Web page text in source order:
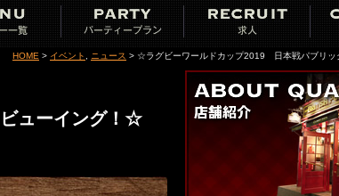
HOME > イベント ニュース > ☆ラグビーワールドカップ2019 日本戦パブリッ
ューイング！☆